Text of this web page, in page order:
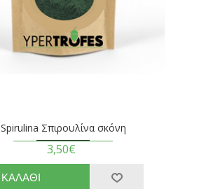
Spirulina Σπιρουλίνα σκόνη
3,50€